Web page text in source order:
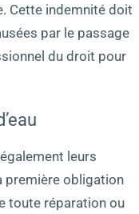
Cette indemnité doit
par le passage
du droit pour
leurs
première obligation
toute réparation ou